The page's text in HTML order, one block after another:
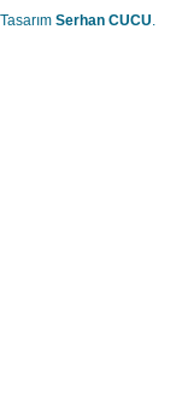
Tasarım Serhan CUCU.